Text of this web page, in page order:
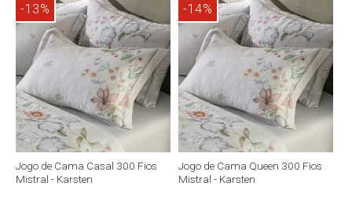
Compra rápida Compra rápida
-13%
Jogo de Cama Casal 300 Fios
Mistral - Karsten
-14%
Jogo de Cama Queen 300 Fios
Mistral - Karsten